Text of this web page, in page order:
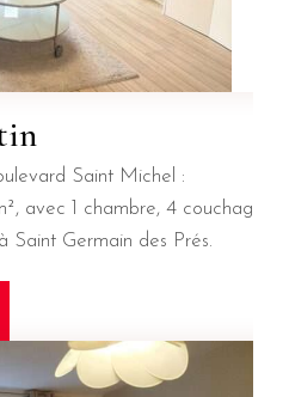
Saint Michel :
avec 1 chambre, 4 couchages.
Saint Germain des Prés.